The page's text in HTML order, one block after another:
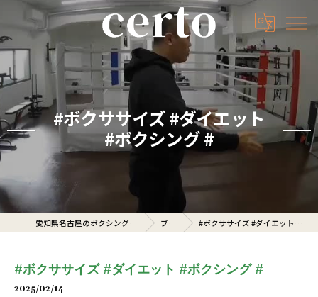
#ボクササイズ #ダイエット
#ボクシング #
愛知県名古屋のボクシングジムならcerto ブログ #ボクササイズ #ダイエット #ボクシング #
#ボクササイズ #ダイエット #ボクシング #
2025/02/14